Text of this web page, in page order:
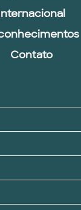
Contato